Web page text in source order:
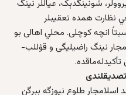
شونینگدېک، عیاللر نینگ
نظارت همده‌ تعقیبلر
انچه‌ کوچلی. محلي اهالی بو
نینگ راضیلیگی و قۉللب-
اسلامجار طلوع نیوزگه بېرگن